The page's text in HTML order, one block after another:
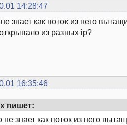
14:28:47
знает как поток из него
из разных ip?
16:35:46
пишет:
не знает как поток из него